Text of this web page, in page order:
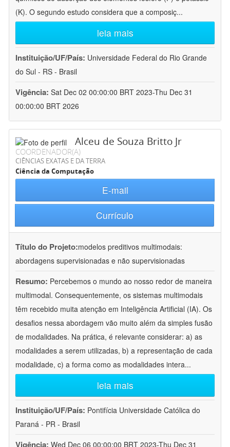
(K). O segundo estudo considera que a composiç...
leia mais
Instituição/UF/País: Universidade Federal do Rio Grande
do Sul - RS - Brasil
Vigência: Sat Dec 02 00:00:00 BRT 2023-Thu Dec 31
00:00:00 BRT 2026
Alceu de Souza Britto Jr
COORDENADOR(A)
CIÊNCIAS EXATAS E DA TERRA
Ciência da Computação
E-mail
Currículo
Título do Projeto:modelos preditivos multimodais:
abordagens supervisionadas e não supervisionadas
Resumo: Percebemos o mundo ao nosso redor de maneira
multimodal. Consequentemente, os sistemas multimodais
têm recebido muita atenção em Inteligência Artificial (IA). Os
desafios nessa abordagem vão muito além da simples fusão
de modalidades. Na prática, é relevante considerar: a) as
modalidades a serem utilizadas, b) a representação de cada
modalidade, c) a forma como as modalidades intera...
leia mais
Instituição/UF/País: Pontifícia Universidade Católica do
Paraná - PR - Brasil
Vigência: Wed Dec 06 00:00:00 BRT 2023-Thu Dec 31